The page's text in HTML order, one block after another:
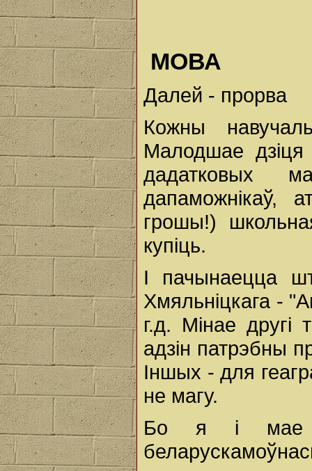
МОВА
Далей - прорва
Кожны
Малодшае дзіця
дадатковых
дапаможнікаў,
грошы!)
купіць.
І пачынаецца
Хмяльніцкага -
г.д. Мінае
адзін патрэбны
Іншых - для
не магу.
Бо я і мае